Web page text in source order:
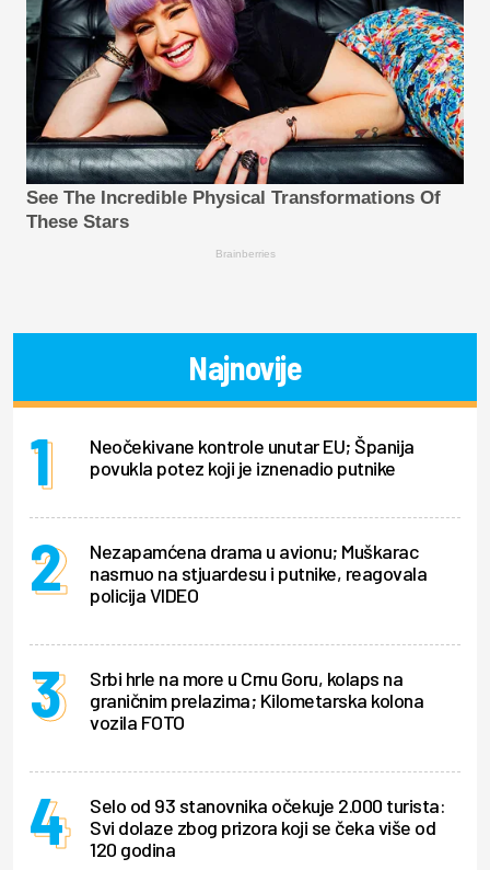
See The Incredible Physical Transformations Of
These Stars
Brainberries
Najnovije
Neočekivane kontrole unutar EU; Španija
povukla potez koji je iznenadio putnike
Nezapamćena drama u avionu; Muškarac
nasrnuo na stjuardesu i putnike, reagovala
policija VIDEO
Srbi hrle na more u Crnu Goru, kolaps na
graničnim prelazima; Kilometarska kolona
vozila FOTO
Selo od 93 stanovnika očekuje 2.000 turista:
Svi dolaze zbog prizora koji se čeka više od
120 godina